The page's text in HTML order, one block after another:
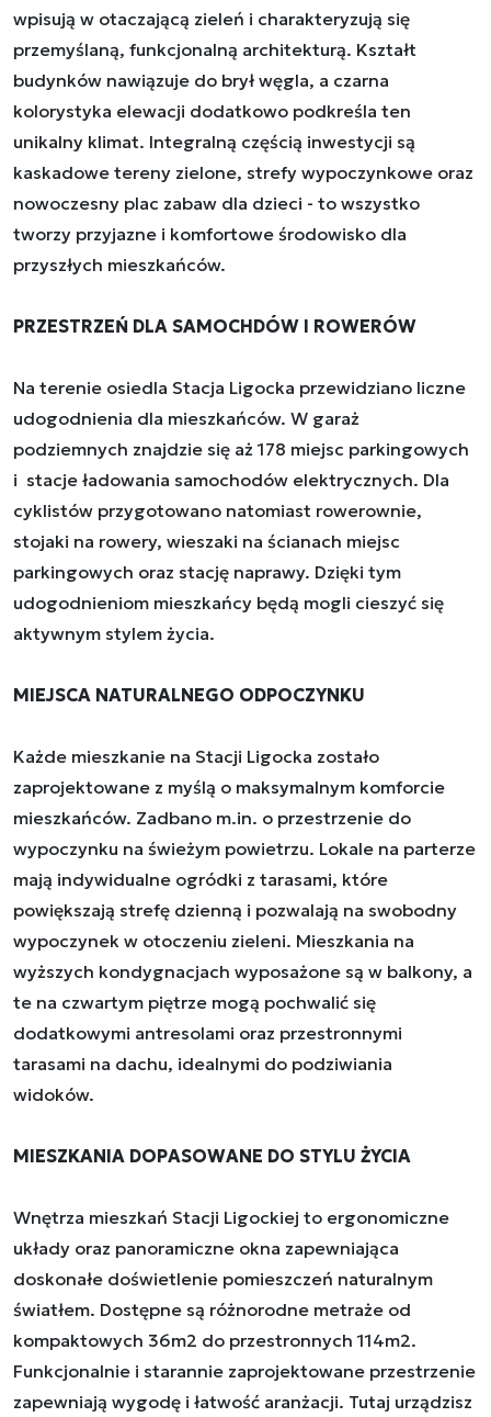
wpisują w otaczającą zieleń i charakteryzują się
przemyślaną, funkcjonalną architekturą. Kształt
budynków nawiązuje do brył węgla, a czarna
kolorystyka elewacji dodatkowo podkreśla ten
unikalny klimat. Integralną częścią inwestycji są
kaskadowe tereny zielone, strefy wypoczynkowe oraz
nowoczesny plac zabaw dla dzieci - to wszystko
tworzy przyjazne i komfortowe środowisko dla
przyszłych mieszkańców.
PRZESTRZEŃ DLA SAMOCHDÓW I ROWERÓW
Na terenie osiedla Stacja Ligocka przewidziano liczne
udogodnienia dla mieszkańców. W garaż
podziemnych znajdzie się aż 178 miejsc parkingowych
i stacje ładowania samochodów elektrycznych. Dla
cyklistów przygotowano natomiast rowerownie,
stojaki na rowery, wieszaki na ścianach miejsc
parkingowych oraz stację naprawy. Dzięki tym
udogodnieniom mieszkańcy będą mogli cieszyć się
aktywnym stylem życia.
MIEJSCA NATURALNEGO ODPOCZYNKU
Każde mieszkanie na Stacji Ligocka zostało
zaprojektowane z myślą o maksymalnym komforcie
mieszkańców. Zadbano m.in. o przestrzenie do
wypoczynku na świeżym powietrzu. Lokale na parterze
mają indywidualne ogródki z tarasami, które
powiększają strefę dzienną i pozwalają na swobodny
wypoczynek w otoczeniu zieleni. Mieszkania na
wyższych kondygnacjach wyposażone są w balkony, a
te na czwartym piętrze mogą pochwalić się
dodatkowymi antresolami oraz przestronnymi
tarasami na dachu, idealnymi do podziwiania
widoków.
MIESZKANIA DOPASOWANE DO STYLU ŻYCIA
Wnętrza mieszkań Stacji Ligockiej to ergonomiczne
układy oraz panoramiczne okna zapewniająca
doskonałe doświetlenie pomieszczeń naturalnym
światłem. Dostępne są różnorodne metraże od
kompaktowych 36m2 do przestronnych 114m2.
Funkcjonalnie i starannie zaprojektowane przestrzenie
zapewniają wygodę i łatwość aranżacji. Tutaj urządzisz